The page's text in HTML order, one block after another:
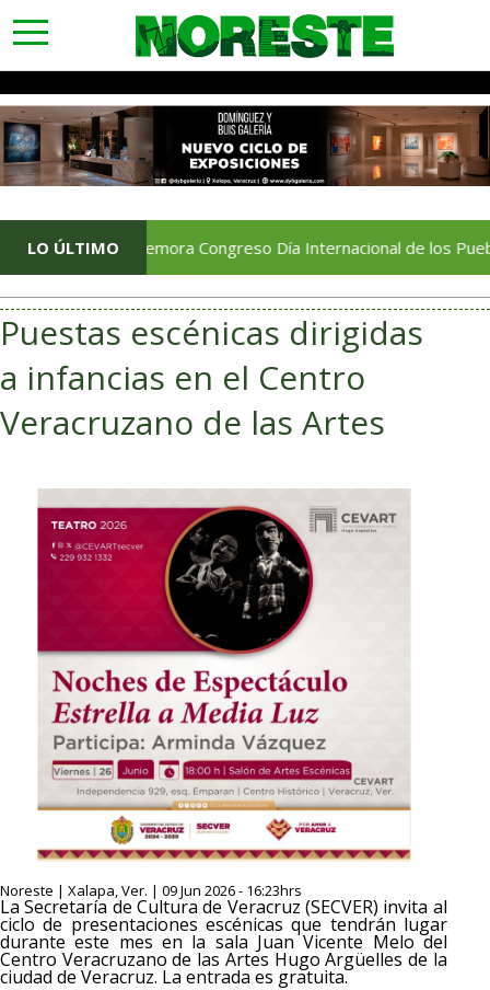
toggle
navigation
LO ÚLTIMO
Conmemora Congreso Día Internacional de los Pueblos
Puestas escénicas dirigidas
a infancias en el Centro
Veracruzano de las Artes
Noreste | Xalapa, Ver. | 09 Jun 2026 - 16:23hrs
La Secretaría de Cultura de Veracruz (SECVER) invita al
ciclo de presentaciones escénicas que tendrán lugar
durante este mes en la sala Juan Vicente Melo del
Centro Veracruzano de las Artes Hugo Argüelles de la
ciudad de Veracruz. La entrada es gratuita.